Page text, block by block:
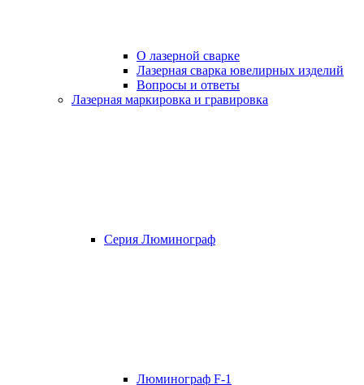
О лазерной сварке
Лазерная сварка ювелирных изделий
Вопросы и ответы
Лазерная маркировка и гравировка
Серия Люминограф
Люминограф F-1